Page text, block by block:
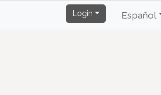
Login Español